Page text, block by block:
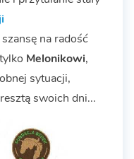
na radość
Melonikowi,
sytuacji,
swoich dni...